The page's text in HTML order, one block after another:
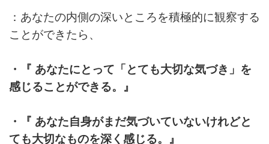
：あなたの内側の深いところを積極的に観察する
ことができたら、
・『 あなたにとって 「とても大切な気づき」を
感じることができる。』
・『 あなた自身がまだ気づいていないけれどと
ても大切なものを深く感じる。』